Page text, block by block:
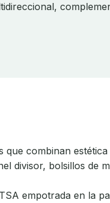
que combinan
divisor, bolsillos de
empotrada en la